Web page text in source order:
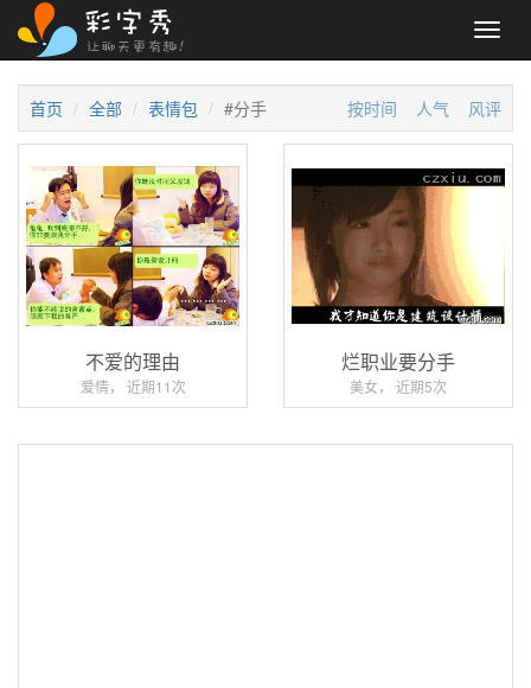
首页 全部 表情包 #分手 按时间 人气 风评
不爱的理由
爱情， 近期11次
烂职业要分手
美女， 近期5次